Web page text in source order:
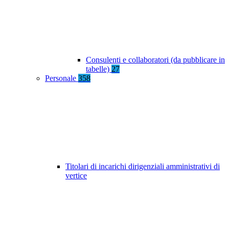
Consulenti e collaboratori (da pubblicare in
tabelle) 27
Personale 358
Titolari di incarichi dirigenziali amministrativi di
vertice